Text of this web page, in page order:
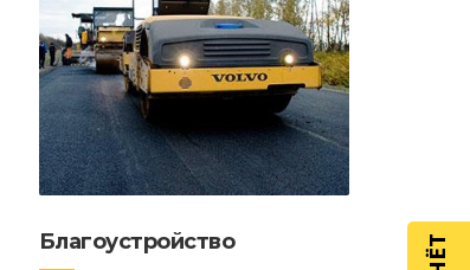
Благоустройство